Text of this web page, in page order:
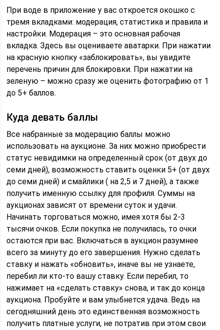
При воде в приложение у вас откроется окошко с
тремя вкладками: модерация, статистика и правила и
настройки. Модерация – это основная рабочая
вкладка. Здесь вы оцениваете аватарки. При нажатии
на красную кнопку «заблокировать», вы увидите
перечень причин для блокировки. При нажатии на
зеленую – можно сразу же оценить фотографию от 1
до 5+ баллов.
Куда девать баллы
Все набранные за модерацию баллы можно
использовать на аукционе. За них можно приобрести
статус невидимки на определенный срок (от двух до
семи дней), возможность ставить оценки 5+ (от двух
до семи дней) и смайлики ( на 2,5 и 7 дней), а также
получить именную ссылку для профиля. Суммы на
аукционах зависят от времени суток и удачи.
Начинать торговаться можно, имея хотя бы 2-3
тысячи очков. Если покупка не получилась, то очки
остаются при вас. Включаться в аукцион разумнее
всего за минуту до его завершения. Нужно сделать
ставку и нажать «обновить», иначе вы не узнаете,
перебил ли кто-то вашу ставку. Если перебил, то
нажимает на «сделать ставку» снова, и так до конца
аукциона. Пробуйте и вам улыбнется удача. Ведь на
сегодняшний день это единственная возможность
получить платные услуги, не потратив при этом свои